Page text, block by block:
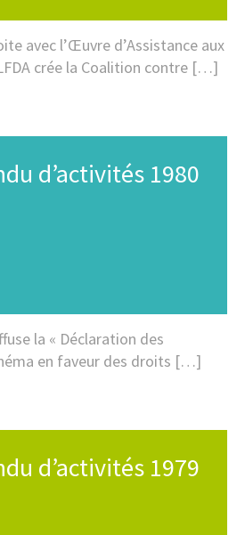
avec l’Œuvre d’Assistance aux
crée la Coalition contre […]
d’activités 1980
la « Déclaration des
en faveur des droits […]
d’activités 1979